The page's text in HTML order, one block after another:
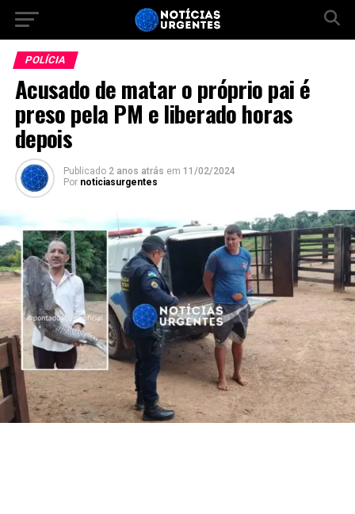
POLÍCIA
Acusado de matar o próprio pai é
preso pela PM e liberado horas
depois
Publicado 2 anos atrás em 11/02/2024
Por noticiasurgentes